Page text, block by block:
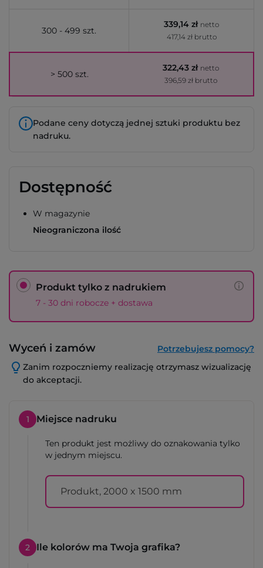
300 - 499 szt.
339,14 zł netto
417,14 zł brutto
> 500 szt.
322,43 zł netto
396,59 zł brutto
Podane ceny dotyczą jednej sztuki produktu bez
nadruku.
Dostępność
W magazynie
Nieograniczona ilość
Produkt tylko z nadrukiem
7 - 30 dni robocze + dostawa
Wyceń i zamów
Potrzebujesz pomocy?
Zanim rozpoczniemy realizację otrzymasz wizualizację
do akceptacji.
1 Miejsce nadruku
Ten produkt jest możliwy do oznakowania tylko
w jednym miejscu.
Produkt, 2000 x 1500 mm
2 Ile kolorów ma Twoja grafika?